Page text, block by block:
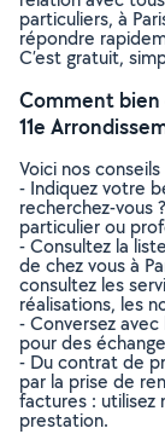
particuliers, à
répondre
C’est gratuit,
Comment bien
11e
Voici nos conseils
- Indiquez votre
recherchez-vous
particulier ou
- Consultez la
de chez vous à
consultez les
réalisations, les
- Conversez
pour des
- Du contrat de
par la prise de
factures : utilisez
prestation.